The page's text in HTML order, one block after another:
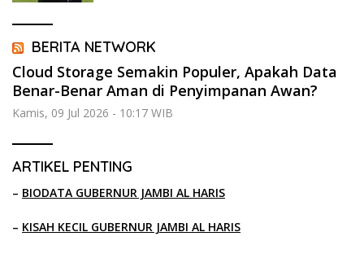
BERITA NETWORK
Cloud Storage Semakin Populer, Apakah Data
Benar-Benar Aman di Penyimpanan Awan?
Kamis, 09 Jul 2026 - 10:17 WIB
ARTIKEL PENTING
– BIODATA GUBERNUR JAMBI AL HARIS
– KISAH KECIL GUBERNUR JAMBI AL HARIS